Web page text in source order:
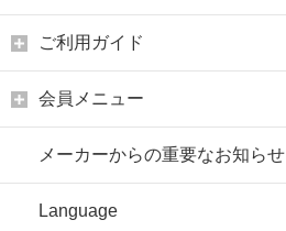
ご利用ガイド
会員メニュー
メーカーからの重要なお知らせ
Language